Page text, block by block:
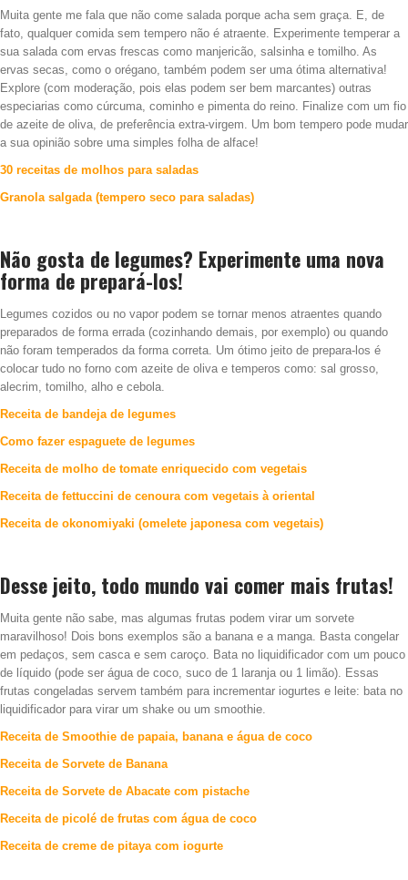
Muita gente me fala que não come salada porque acha sem graça. E, de
fato, qualquer comida sem tempero não é atraente. Experimente temperar a
sua salada com ervas frescas como manjericão, salsinha e tomilho. As
ervas secas, como o orégano, também podem ser uma ótima alternativa!
Explore (com moderação, pois elas podem ser bem marcantes) outras
especiarias como cúrcuma, cominho e pimenta do reino. Finalize com um fio
de azeite de oliva, de preferência extra-virgem. Um bom tempero pode mudar
a sua opinião sobre uma simples folha de alface!
30 receitas de molhos para saladas
Granola salgada (tempero seco para saladas)
Não gosta de legumes? Experimente uma nova
forma de prepará-los!
Legumes cozidos ou no vapor podem se tornar menos atraentes quando
preparados de forma errada (cozinhando demais, por exemplo) ou quando
não foram temperados da forma correta. Um ótimo jeito de prepara-los é
colocar tudo no forno com azeite de oliva e temperos como: sal grosso,
alecrim, tomilho, alho e cebola.
Receita de bandeja de legumes
Como fazer espaguete de legumes
Receita de molho de tomate enriquecido com vegetais
Receita de fettuccini de cenoura com vegetais à oriental
Receita de okonomiyaki (omelete japonesa com vegetais)
Desse jeito, todo mundo vai comer mais frutas!
Muita gente não sabe, mas algumas frutas podem virar um sorvete
maravilhoso! Dois bons exemplos são a banana e a manga. Basta congelar
em pedaços, sem casca e sem caroço. Bata no liquidificador com um pouco
de líquido (pode ser água de coco, suco de 1 laranja ou 1 limão). Essas
frutas congeladas servem também para incrementar iogurtes e leite: bata no
liquidificador para virar um shake ou um smoothie.
Receita de Smoothie de papaia, banana e água de coco
Receita de Sorvete de Banana
Receita de Sorvete de Abacate com pistache
Receita de picolé de frutas com água de coco
Receita de creme de pitaya com iogurte